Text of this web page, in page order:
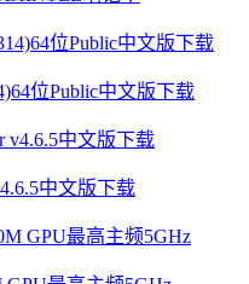
位Public中文版下载
中文版下载